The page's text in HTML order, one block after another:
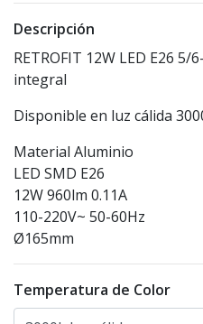
Descripción
RETROFIT 12W LED E26
integral
Disponible en luz cálida
Material Aluminio
LED SMD E26
12W 960lm 0.11A
110-220V~ 50-60Hz
Ø165mm
Temperatura de Color